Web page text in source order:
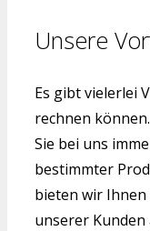
Unsere
Es gibt vielerlei
rechnen
Sie bei uns
bestimmter
bieten wir Ihnen
unserer Kunden